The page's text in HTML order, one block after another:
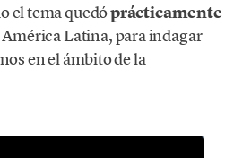
el tema quedóprácticamente
Latina, para indagar
en el ámbito de la